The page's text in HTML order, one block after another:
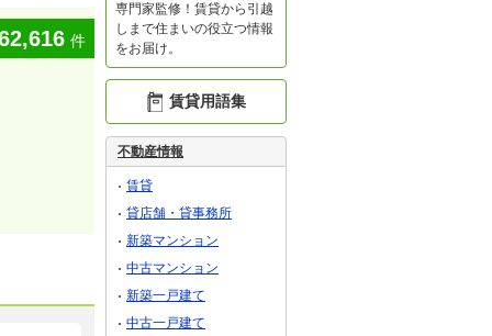
件
専門家監修！賃貸から引越
しまで住まいの役立つ情報
をお届け。
賃貸用語集
不動産情報
賃貸
貸店舗・貸事務所
新築マンション
中古マンション
新築一戸建て
中古一戸建て